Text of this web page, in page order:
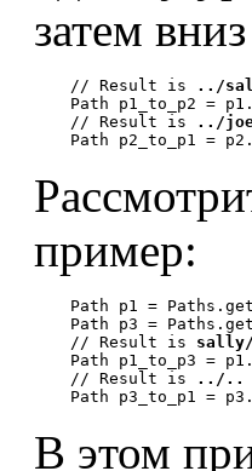
затем
// Result is
../
Path p1_to_p2 =
// Result is
../
пример:
Path p1 =
Path p3 =
// Result is
Path p1_to_p3 =
// Result is
../..
В этом